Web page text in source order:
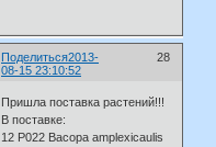
Поделиться 28
2013-
08-15 23:10:52
Пришла поставка растений!!!
В поставке:
12 P022 Bacopa amplexicaulis